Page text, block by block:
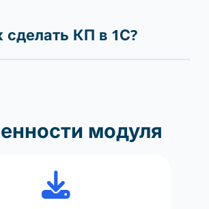
сделать КП в 1С?
модуля